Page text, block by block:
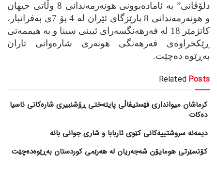
دلۆڤانی” به‌ ئاماده‌بوونی هونه‌رمه‌ندانی 8 وڵاتی جیهان
و هونه‌رمه‌ندانی 8 پارێزگای ئێران له‌ 4 بۆ 7ی به‌فرانبار،
کاتژمێر 18 له‌ فه‌رهه‌نگسه‌رای ئیبنی سینا و به‌ هیممه‌تی
ڕێکخراوه‌ی فه‌رهه‌نگی هونه‌ری شاره‌وانی تاران
به‌ڕێوه‌ ده‌چێت.
Related Posts
کرماشان میوانداری فێستیڤاڵی پایتەختی ڕۆشنبیری شارەکانی ئاسیا
دەکات
کۆنسێرتی هومایۆن شەجەریان لە هەرێمی کوردستان بەڕێوەدەچێت